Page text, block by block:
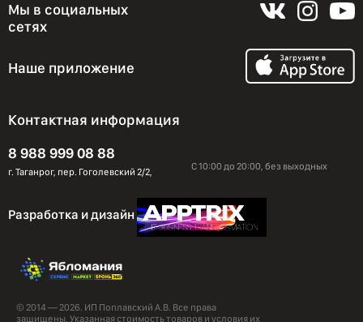
Мы в социальных
сетях
Наше приложение
Контактная информация
8 988 999 08 88
г. Таганрог, пер. Гоголевский 2/2, С 10:00 до 20:00, без выходных
Разработка и дизайн
© 2014 — 2026. ИП Поплавский А.В. Все права
защищены. Указанная стоимость товаров и условия их